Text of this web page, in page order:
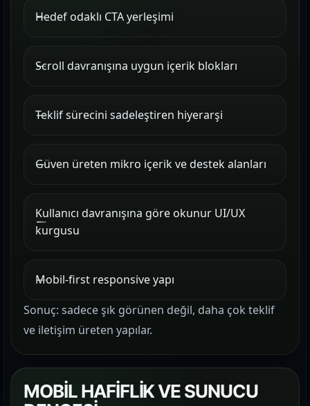
Hedef odaklı CTA yerleşimi
Scroll davranışına uygun içerik blokları
Teklif sürecini sadeleştiren hiyerarşi
Güven üreten mikro içerik ve destek alanları
Kullanıcı davranışına göre okunur UI/UX
kurgusu
Mobil-first responsive yapı
Sonuç: sadece şık görünen değil, daha çok teklif
ve iletişim üreten yapılar.
MOBİL HAFİFLİK VE SUNUCU